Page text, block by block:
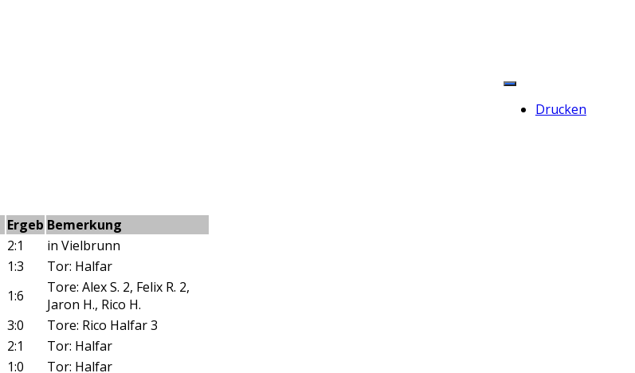
Drucken
Ergeb Bemerkung
2:1
in Vielbrunn
1:3
Tor: Halfar
1:6
Tore: Alex S. 2, Felix R. 2,
Jaron H., Rico H.
3:0
Tore: Rico Halfar 3
2:1
Tor: Halfar
1:0
Tor: Halfar